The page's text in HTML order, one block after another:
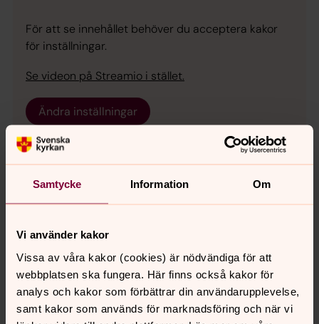
Samtycke Information Om
Vi använder kakor
Vissa av våra kakor (cookies) är nödvändiga för att
webbplatsen ska fungera. Här finns också kakor för
analys och kakor som förbättrar din användarupplevelse,
samt kakor som används för marknadsföring och när vi
För att se innehållet behöver du acceptera kakor
för inställningar.
Se videon på Streamio i stället.
Ändra inställningar
för inställningar.
Se videon på Streamio i stället.
Ändra inställningar